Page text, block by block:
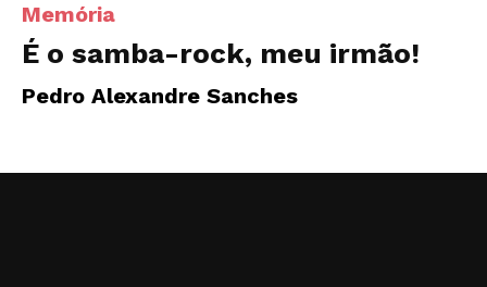
Memória
É o samba-rock, meu irmão!
Pedro Alexandre Sanches